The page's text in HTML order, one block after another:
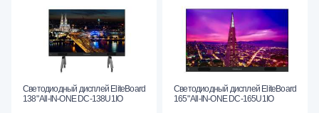
Светодиодный дисплей EliteBoard
138" All-IN-ONE DC-138U1IO
Светодиодный дисплей EliteBoard
165" All-IN-ONE DC-165U1IO